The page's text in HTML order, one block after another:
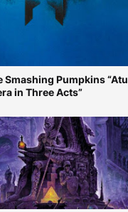
Smashing Pumpkins
in Three Acts”